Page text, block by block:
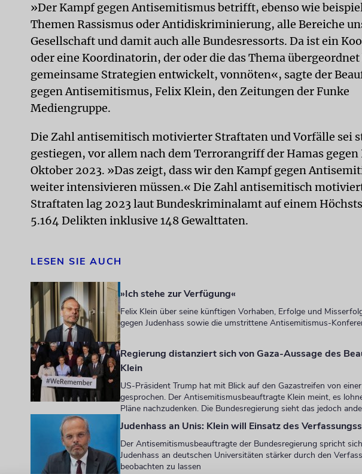
»Der Kampf gegen Antisemitismus betrifft, ebenso wie
Themen Rassismus oder Antidiskriminierung, alle Bereiche
Gesellschaft und damit auch alle Bundesressorts. Da ist ein
oder eine Koordinatorin, der oder die das Thema
gemeinsame Strategien entwickelt, vonnöten«, sagte der
gegen Antisemitismus, Felix Klein, den Zeitungen der Funke
Mediengruppe.
Die Zahl antisemitisch motivierter Straftaten und Vorfälle sei
gestiegen, vor allem nach dem Terrorangriff der Hamas gegen
Oktober 2023. »Das zeigt, dass wir den Kampf gegen
weiter intensivieren müssen.« Die Zahl antisemitisch
Straftaten lag 2023 laut Bundeskriminalamt auf einem
5.164 Delikten inklusive 148 Gewalttaten.
LESEN SIE AUCH
»Ich stehe zur Verfügung«
Felix Klein über seine künftigen Vorhaben, Erfolge und
gegen Judenhass sowie die umstrittene Antisemitismus-
Regierung distanziert sich von Gaza-Aussage des
Klein
US-Präsident Trump hat mit Blick auf den Gazastreifen von
gesprochen. Der Antisemitismusbeauftragte Klein meint, es
Pläne nachzudenken. Die Bundesregierung sieht das jedoch
Judenhass an Unis: Klein will Einsatz des
Der Antisemitismusbeauftragte der Bundesregierung spricht
Judenhass an deutschen Universitäten stärker durch den
beobachten zu lassen